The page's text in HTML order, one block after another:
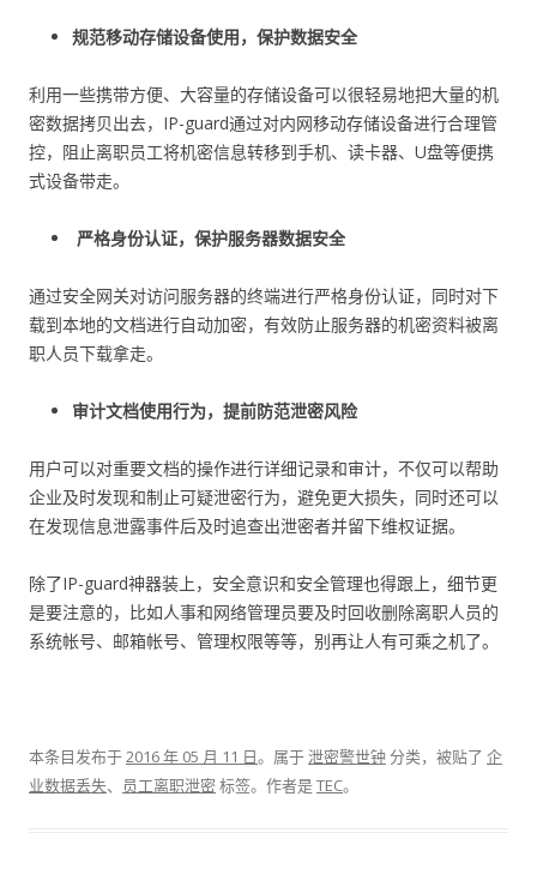
规范移动存储设备使用，保护数据安全
利用一些携带方便、大容量的存储设备可以很轻易地把大量的机
密数据拷贝出去，IP-guard通过对内网移动存储设备进行合理管
控，阻止离职员工将机密信息转移到手机、读卡器、U盘等便携
式设备带走。
严格身份认证，保护服务器数据安全
通过安全网关对访问服务器的终端进行严格身份认证，同时对下
载到本地的文档进行自动加密，有效防止服务器的机密资料被离
职人员下载拿走。
审计文档使用行为，提前防范泄密风险
用户可以对重要文档的操作进行详细记录和审计，不仅可以帮助
企业及时发现和制止可疑泄密行为，避免更大损失，同时还可以
在发现信息泄露事件后及时追查出泄密者并留下维权证据。
除了IP-guard神器装上，安全意识和安全管理也得跟上，细节更
是要注意的，比如人事和网络管理员要及时回收删除离职人员的
系统帐号、邮箱帐号、管理权限等等，别再让人有可乘之机了。
本条目发布于2016 年 05 月 11 日。属于泄密警世钟 分类，被贴了 企
业数据丢失、 员工离职泄密标签。 作者是TEC。